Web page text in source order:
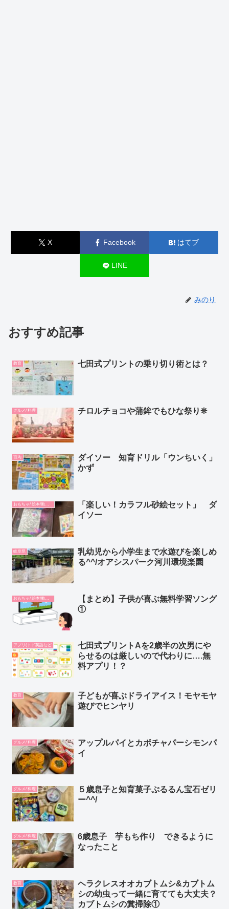
X Facebook はてブ
LINE
みのり
おすすめ記事
教育 七田式プリントの乗り切り術とは？
グルメ/ 料理 チロルチョコや蒲鉾でもひな祭り❊
百均
ダイソー 知育ドリル「ウンちいく」
かず
おもちゃ/ 絵本/動画/教材
「楽しい！カラフル砂絵セット」 ダ
イソー
岐阜県
乳幼児から小学生まで水遊びを楽しめ
る^^/オアシスパーク河川環境楽園
【まとめ】子供が喜ぶ無料学習ソング
①
アプリ(トド英語など
七田式プリントAを2歳半の次男にや
らせるのは厳しいので代わりに….無
料アプリ！？
教育
子どもが喜ぶドライアイス！モヤモヤ
遊びでヒンヤリ
グルメ/ 料理
アップルパイとカボチャパーシモンパ
イ
グルメ/ 料理
５歳息子と知育菓子ぷるるん宝石ゼリ
ー^^/
グルメ/ 料理
6歳息子 芋もち作り できるように
なったこと
教育
ヘラクレスオオカブトムシ&カブトム
シの幼虫って一緒に育てても大丈夫？
カブトムシの糞掃除①